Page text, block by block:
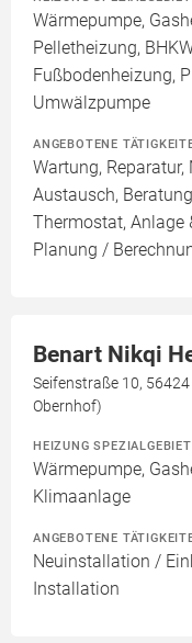
Wärmepumpe,
Pelletheizung,
Fußbodenheizung,
Umwälzpumpe
ANGEBOTENE
Wartung,
Austausch,
Thermostat, Anlage
Planung /
Benart Nikqi
Seifenstraße 10,
Obernhof)
HEIZUNG
Wärmepumpe,
Klimaanlage
ANGEBOTENE
Neuinstallation /
Installation